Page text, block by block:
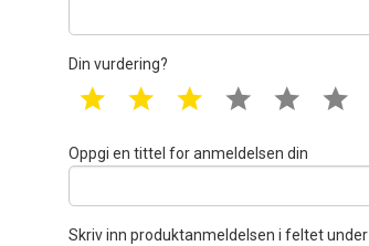
Din vurdering?
1 star 2 star 3 star 4 star 5 star
Oppgi en tittel for anmeldelsen din
Skriv inn produktanmeldelsen i feltet under